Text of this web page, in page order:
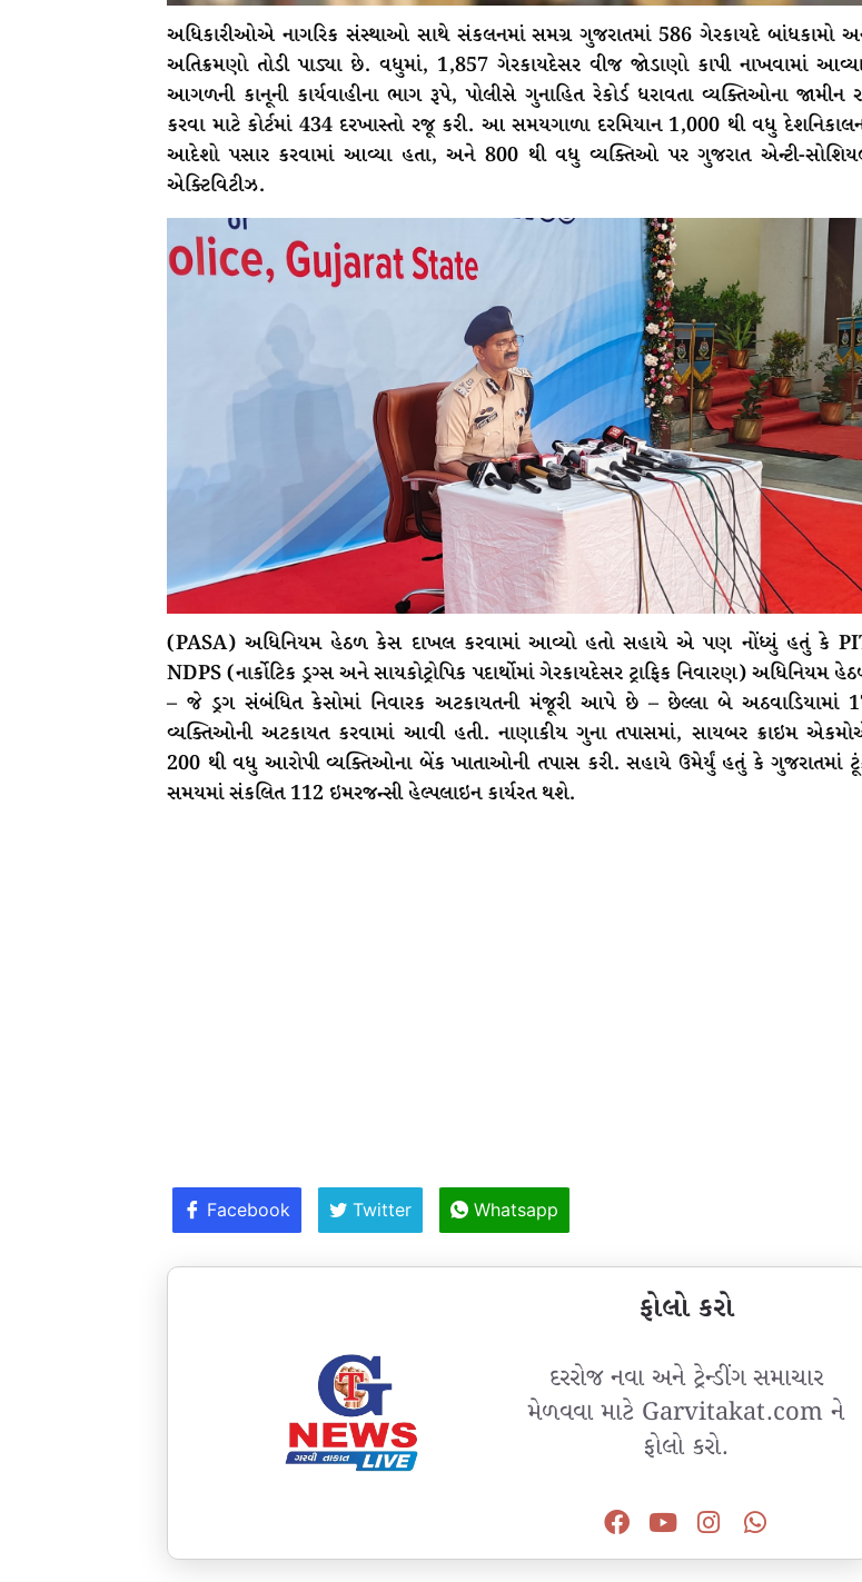
અધિકારીઓએ નાગરિક સંસ્થાઓ સાથે સંકલનમાં સમગ્ર ગુજરાતમાં 586 ગેરકાયદે બાંધકામો
અતિક્રમણો તોડી પાડ્યા છે. વધુમાં, 1,857 ગેરકાયદેસર વીજ જોડાણો કાપી નાખવામાં
આગળની કાનૂની કાર્યવાહીના ભાગ રૂપે, પોલીસે ગુનાહિત રેકોર્ડ ધરાવતા વ્યક્તિઓના જામીન
કરવા માટે કોર્ટમાં 434 દરખાસ્તો રજૂ કરી. આ સમયગાળા દરમિયાન 1,000 થી વધુ
આદેશો પસાર કરવામાં આવ્યા હતા, અને 800 થી વધુ વ્યક્તિઓ પર ગુજરાત એન્ટી-
એક્ટિવિટીઝ.
(PASA) અધિનિયમ હેઠળ કેસ દાખલ કરવામાં આવ્યો હતો સહાયે એ પણ નોંધ્યું હતું કે
NDPS (નાર્કોટિક ડ્રગ્સ અને સાયકોટ્રોપિક પદાર્થોમાં ગેરકાયદેસર ટ્રાફિક નિવારણ) અધિનિયમ
– જે ડ્રગ સંબંધિત કેસોમાં નિવારક અટકાયતની મંજૂરી આપે છે – છેલ્લા બે અઠવાડિયામાં
વ્યક્તિઓની અટકાયત કરવામાં આવી હતી. નાણાકીય ગુના તપાસમાં, સાયબર ક્રાઇમ
200 થી વધુ આરોપી વ્યક્તિઓના બેંક ખાતાઓની તપાસ કરી. સહાયે ઉમેર્યું હતું કે ગુજરાતમાં
સમયમાં સંકલિત 112 ઇમરજન્સી હેલ્પલાઇન કાર્યરત થશે.
Facebook Twitter Whatsapp
ફોલો કરો
દરરોજ નવા અને ટ્રેન્ડીંગ સમાચાર
મેળવવા માટે Garvitakat.com ને
ફોલો કરો.